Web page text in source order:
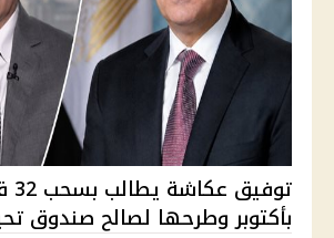
بأكتوبر وطرحها لصالح صندوق